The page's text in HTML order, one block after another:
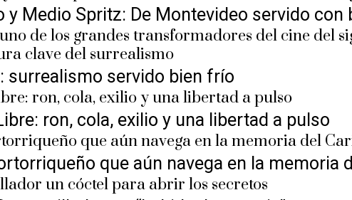
y Medio Spritz: De Montevideo servido con
surrealismo servido bien frío
ron, cola, exilio y una libertad a pulso
que aún navega en la memoria